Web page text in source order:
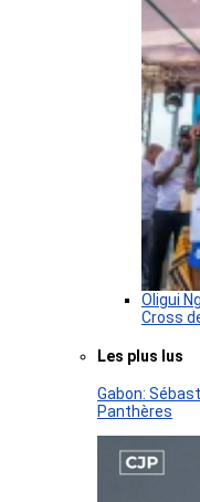
Oligui
Cross
Les plus lus
Gabon:
Panthères